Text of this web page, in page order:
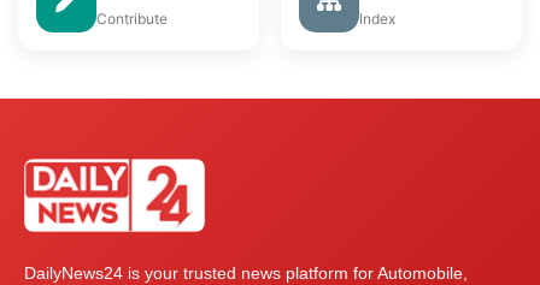
Contribute Index
DailyNews24 is your trusted news platform for Automobile,